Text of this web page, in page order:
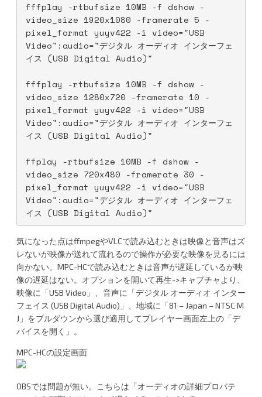
fffplay -rtbufsize 10MB -f dshow -
video_size 1920x1080 -framerate 5 -
pixel_format yuyv422 -i video="USB
Video":audio="デジタル オーディオ インターフェ
イス (USB Digital Audio)"
fffplay -rtbufsize 10MB -f dshow -
video_size 1280x720 -framerate 10 -
pixel_format yuyv422 -i video="USB
Video":audio="デジタル オーディオ インターフェ
イス (USB Digital Audio)"
ffplay -rtbufsize 10MB -f dshow -
video_size 720x480 -framerate 30 -
pixel_format yuyv422 -i video="USB
Video":audio="デジタル オーディオ インターフェ
イス (USB Digital Audio)"
気になった点はffmpegやVLCで読み込むときは映像と音声はズ
レないが映像が送れて流れるので操作が必要な映像を見るには
向かない。MPC-HCで読み込むときは音声が遅延しているが映
像の遅延はない。オプションを開いて再生->キャプチャより、
映像に「USB Video」、音声に「デジタル オーディオ インター
フェイス (USB Digital Audio)」、地域に「81 – Japan – NTSC M
J」をプルダウンから選び適用してプレイヤー画面左上の「デ
バイスを開く」。
MPC-HCの設定画面
OBSでは問題が無い。こちらは「オーディオの詳細プロバテ